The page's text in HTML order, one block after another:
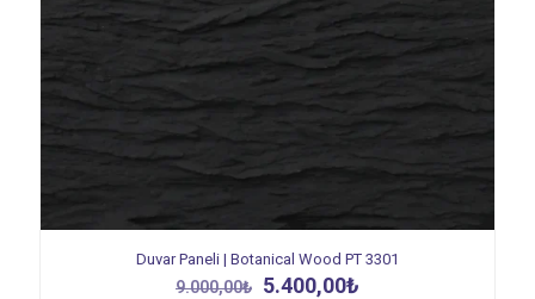
Duvar Paneli | Botanical Wood PT 3301
9.000,00₺ Orijinal
5.400,00₺